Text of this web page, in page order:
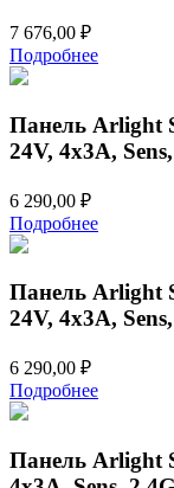
7 676,00 ₽
Подробнее
Панель Arlight
24V, 4x3A,
6 290,00 ₽
Подробнее
Панель Arlight
24V, 4x3A,
6 290,00 ₽
Подробнее
Панель Arlight